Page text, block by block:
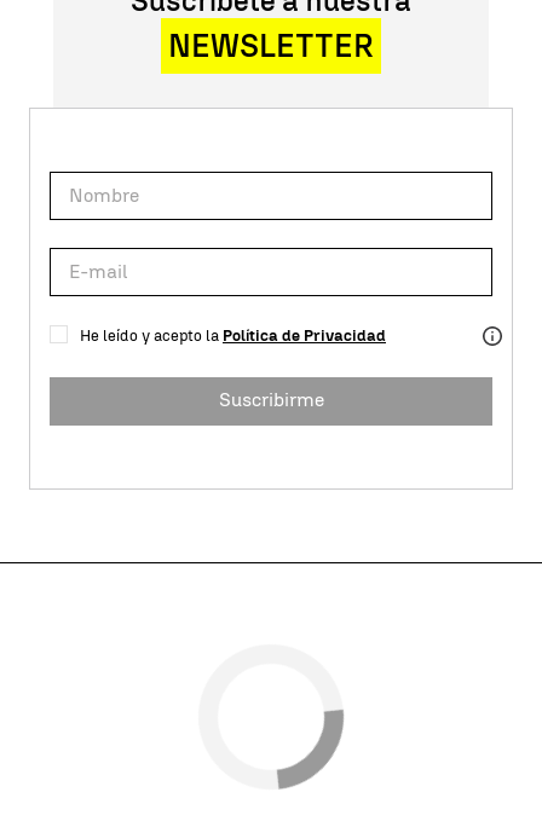
NEWSLETTER
He leído y acepto la Política de Privacidad
Suscribirme